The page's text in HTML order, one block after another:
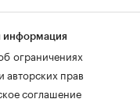
информация
ограничениях
прав
соглашение